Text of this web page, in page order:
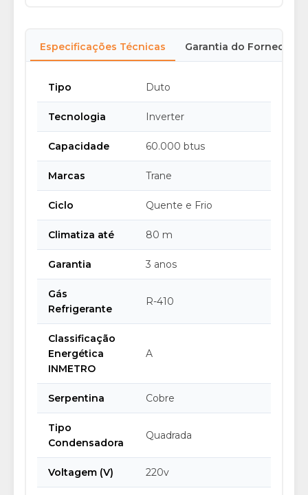
Especificações Técnicas Garantia do Fornecedor
Tipo Duto
Tecnologia Inverter
Capacidade 60.000 btus
Marcas Trane
Ciclo Quente e Frio
Climatiza até 80 m
Garantia 3 anos
Gás
Refrigerante
R-410
Classificação
Energética
INMETRO
A
Serpentina Cobre
Tipo
Condensadora
Quadrada
Voltagem (V) 220v